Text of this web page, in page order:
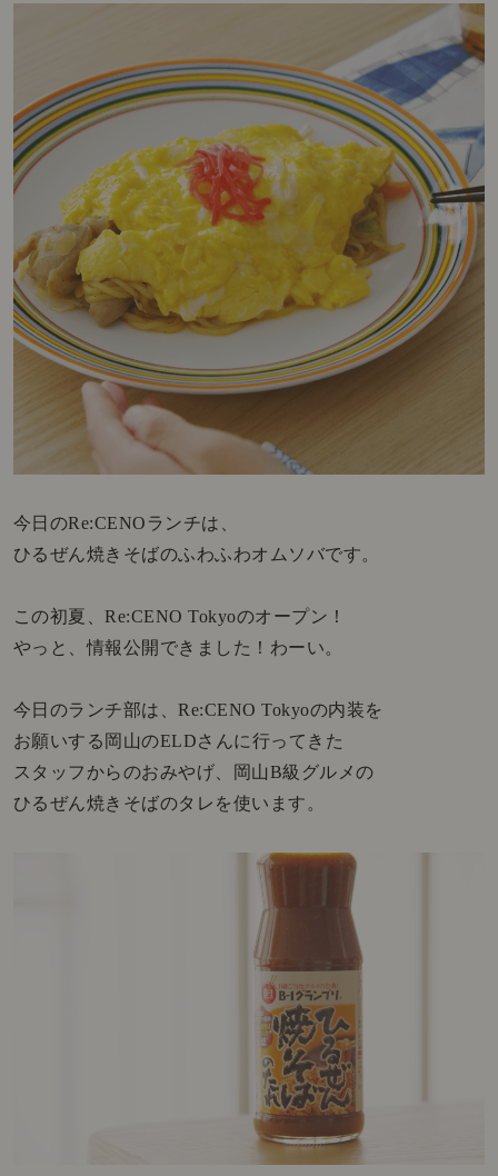
今日のRe:CENOランチは、
ひるぜん焼きそばのふわふわオムソバです。
この初夏、Re:CENO Tokyoのオープン！
やっと、情報公開できました！わーい。
今日のランチ部は、Re:CENO Tokyoの内装を
お願いする岡山のELDさんに行ってきた
スタッフからのおみやげ、岡山B級グルメの
ひるぜん焼きそばのタレを使います。